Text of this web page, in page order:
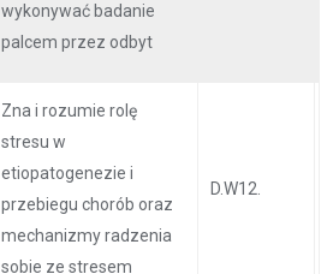
wykonywać badanie
palcem przez odbyt
Zna i rozumie rolę
stresu w
etiopatogenezie i
przebiegu chorób oraz
mechanizmy radzenia
sobie ze stresem
D.W12.